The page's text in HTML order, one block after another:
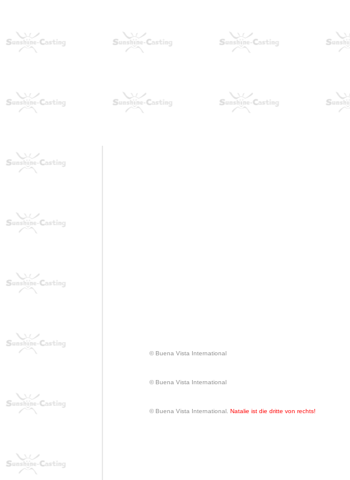
© Buena Vista International
© Buena Vista International
© Buena Vista International. Natalie ist die dritte von rechts!